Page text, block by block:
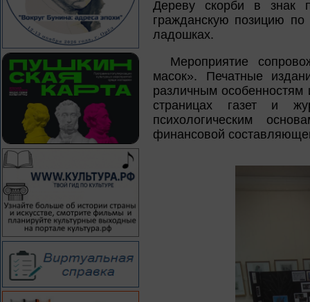
Дереву скорби в знак
гражданскую позицию
ладошках.
Мероприятие
масок». Печатные
различным особенностям
страницах газет и
психологическим
финансовой